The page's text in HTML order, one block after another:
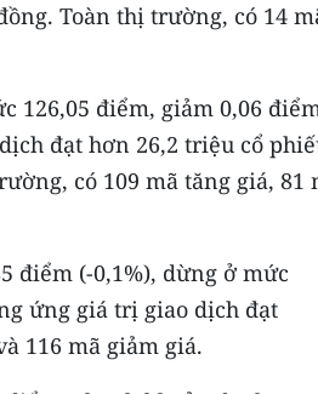
Toàn thị trường, có 14
126,05 điểm, giảm 0,06
đạt hơn 26,2 triệu cổ
có 109 mã tăng giá, 81
điểm (-0,1%), dừng ở mức
ứng giá trị giao dịch đạt
116 mã giảm giá.